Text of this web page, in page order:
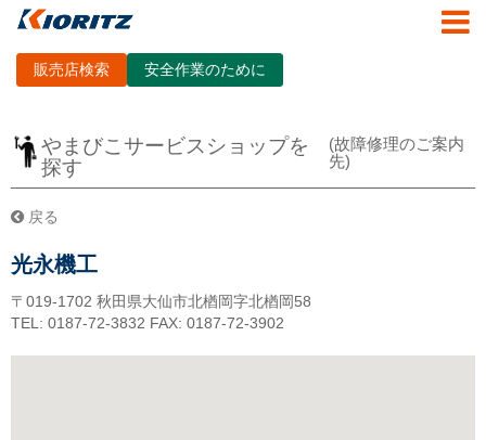
販売店検索 安全作業のために
やまびこサービスショップを
探す
(故障修理のご案内
先)
戻る
光永機工
〒019-1702 秋田県大仙市北楢岡字北楢岡58
TEL: 0187-72-3832 FAX: 0187-72-3902